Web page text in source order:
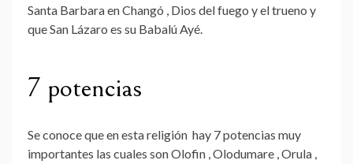
Santa Barbara en Changó , Dios del fuego y el trueno y
que San Lázaro es su Babalú Ayé.
7 potencias
Se conoce que en esta religión hay 7 potencias muy
importantes las cuales son Olofin , Olodumare , Orula ,